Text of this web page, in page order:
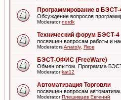
Программирование в БЭСТ-
Обсуждение вопросов
Moderatornordk
Технический форум БЭСТ-4
посвящен вопросам работы и
ModeratorsAnatoly, Яков
БЭСТ-ОФИС (FreeWare)
Обмен опытом. Программа
Moderatorkat12
Автоматизация Торговли
посвящен вопросам
ModeratorПлешивцев Евгений